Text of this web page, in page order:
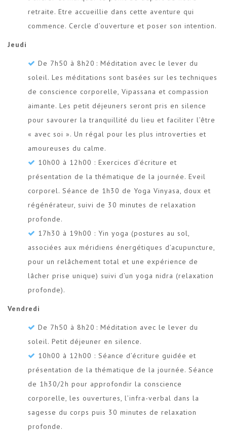
retraite. Etre accueillie dans cette aventure qui
commence. Cercle d’ouverture et poser son intention.
Jeudi
De 7h50 à 8h20 : Méditation avec le lever du
soleil. Les méditations sont basées sur les techniques
de conscience corporelle, Vipassana et compassion
aimante. Les petit déjeuners seront pris en silence
pour savourer la tranquillité du lieu et faciliter l’être
« avec soi ». Un régal pour les plus introverties et
amoureuses du calme.
10h00 à 12h00 : Exercices d’écriture et
présentation de la thématique de la journée. Eveil
corporel. Séance de 1h30 de Yoga Vinyasa, doux et
régénérateur, suivi de 30 minutes de relaxation
profonde.
17h30 à 19h00 : Yin yoga (postures au sol,
associées aux méridiens énergétiques d’acupuncture,
pour un relâchement total et une expérience de
lâcher prise unique) suivi d’un yoga nidra (relaxation
profonde).
Vendredi
De 7h50 à 8h20 : Méditation avec le lever du
soleil. Petit déjeuner en silence.
10h00 à 12h00 : Séance d’écriture guidée et
présentation de la thématique de la journée. Séance
de 1h30/2h pour approfondir la conscience
corporelle, les ouvertures, l’infra-verbal dans la
sagesse du corps puis 30 minutes de relaxation
profonde.